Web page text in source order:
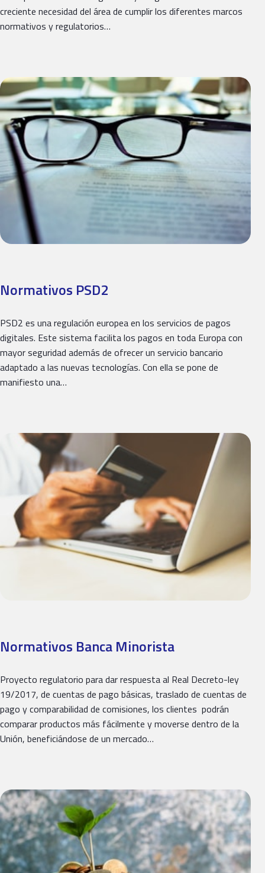
creciente necesidad del área de cumplir los diferentes marcos
normativos y regulatorios…
Normativos PSD2
PSD2 es una regulación europea en los servicios de pagos
digitales. Este sistema facilita los pagos en toda Europa con
mayor seguridad además de ofrecer un servicio bancario
adaptado a las nuevas tecnologías. Con ella se pone de
manifiesto una…
Normativos Banca Minorista
Proyecto regulatorio para dar respuesta al Real Decreto-ley
19/2017, de cuentas de pago básicas, traslado de cuentas de
pago y comparabilidad de comisiones, los clientes podrán
comparar productos más fácilmente y moverse dentro de la
Unión, beneficiándose de un mercado…